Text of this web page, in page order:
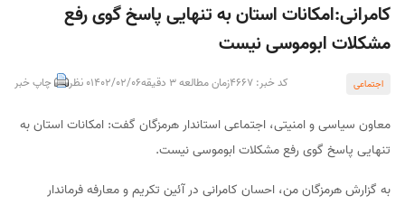
کامرانی:امکانات استان به تنهایی پاسخ گوی رفع
مشکلات ابوموسی نیست
اجتماعی کد خبر: 4667 زمان مطالعه 3 دقیقه 1402/02/060 نظر چاپ خبر
معاون سیاسی و امنیتی، اجتماعی استاندار هرمزگان گفت: امکانات استان به
تنهایی پاسخ گوی رفع مشکلات ابوموسی نیست.
به گزارش هرمزگان من، احسان کامرانی در آئین تکریم و معارفه فرماندار